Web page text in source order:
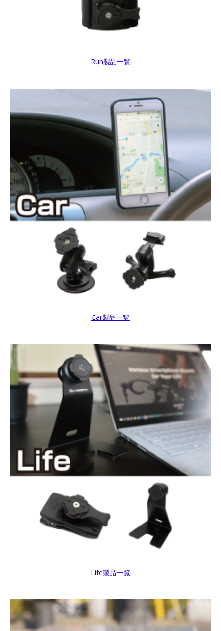
Run製品一覧
Car製品一覧
Life製品一覧